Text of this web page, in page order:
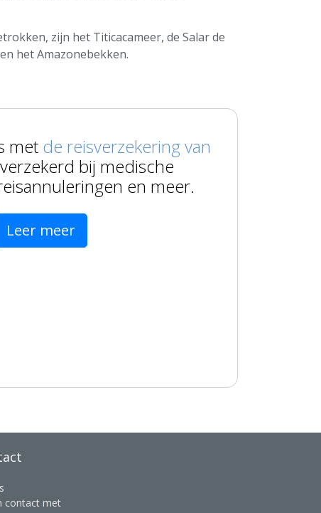
zijn het Titicacameer, de Salar de
het Amazonebekken.
met de reisverzekering van
bij medische
en meer.
Leer meer
contact met